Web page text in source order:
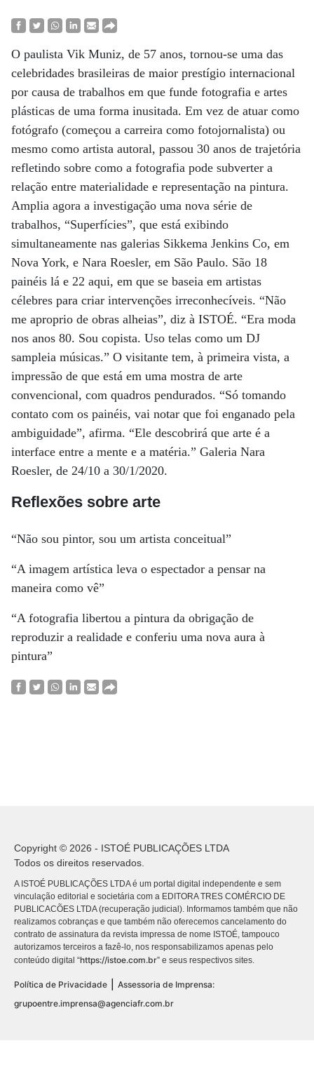
O paulista Vik Muniz, de 57 anos, tornou-se uma das
celebridades brasileiras de maior prestígio internacional
por causa de trabalhos em que funde fotografia e artes
plásticas de uma forma inusitada. Em vez de atuar como
fotógrafo (começou a carreira como fotojornalista) ou
mesmo como artista autoral, passou 30 anos de trajetória
refletindo sobre como a fotografia pode subverter a
relação entre materialidade e representação na pintura.
Amplia agora a investigação uma nova série de
trabalhos, “Superfícies”, que está exibindo
simultaneamente nas galerias Sikkema Jenkins Co, em
Nova York, e Nara Roesler, em São Paulo. São 18
painéis lá e 22 aqui, em que se baseia em artistas
célebres para criar intervenções irreconhecíveis. “Não
me aproprio de obras alheias”, diz à ISTOÉ. “Era moda
nos anos 80. Sou copista. Uso telas como um DJ
sampleia músicas.” O visitante tem, à primeira vista, a
impressão de que está em uma mostra de arte
convencional, com quadros pendurados. “Só tomando
contato com os painéis, vai notar que foi enganado pela
ambiguidade”, afirma. “Ele descobrirá que arte é a
interface entre a mente e a matéria.” Galeria Nara
Roesler, de 24/10 a 30/1/2020.
Reflexões sobre arte
“Não sou pintor, sou um artista conceitual”
“A imagem artística leva o espectador a pensar na
maneira como vê”
“A fotografia libertou a pintura da obrigação de
reproduzir a realidade e conferiu uma nova aura à
pintura”
Copyright © 2026 - ISTOÉ PUBLICAÇÕES LTDA
Todos os direitos reservados.
A ISTOÉ PUBLICAÇÕES LTDA é um portal digital independente e sem
vinculação editorial e societária com a EDITORA TRES COMÉRCIO DE
PUBLICACÕES LTDA (recuperação judicial). Informamos também que não
realizamos cobranças e que também não oferecemos cancelamento do
contrato de assinatura da revista impressa de nome ISTOÉ, tampouco
autorizamos terceiros a fazê-lo, nos responsabilizamos apenas pelo
conteúdo digital “https://istoe.com.br” e seus respectivos sites.
Política de Privacidade
Assessoria de Imprensa:
grupoentre.imprensa@agenciafr.com.br